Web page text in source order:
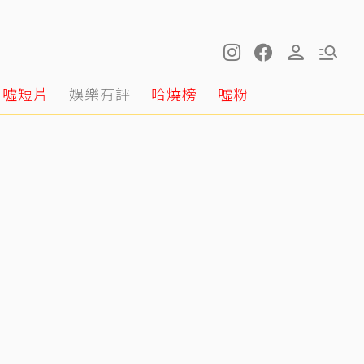
噓短片 娛樂有評 哈燒榜 噓粉